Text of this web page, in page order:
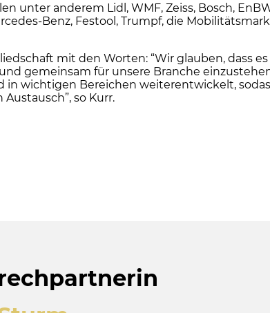
anderem Lidl, WMF, Zeiss, Bosch,
Benz, Festool, Trumpf, die
mit den Worten: “Wir glauben, dass
gemeinsam für unsere Branche
in wichtigen Bereichen weiterentwickelt,
so Kurr.